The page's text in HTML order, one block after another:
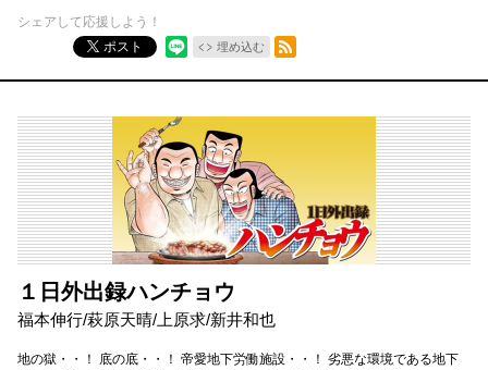
シェアして応援しよう！
ポスト
埋め込む
RSSフィード
１日外出録ハンチョウ
福本伸行/萩原天晴/ 上原求/新井和也
地の獄・・！ 底の底・・！ 帝愛地下労働施設・・！ 劣悪な環境である地下